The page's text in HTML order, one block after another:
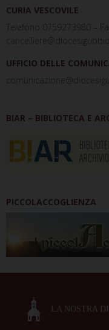
CURIA VESCOVILE
Telefono 0759273980 –
UFFICIO DELLE
BIAR – BIBLIOTECA E
PICCOLACCOGLIENZA
LA NOSTRA